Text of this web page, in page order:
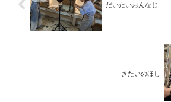
だいたいおんなじ
きたいのほし